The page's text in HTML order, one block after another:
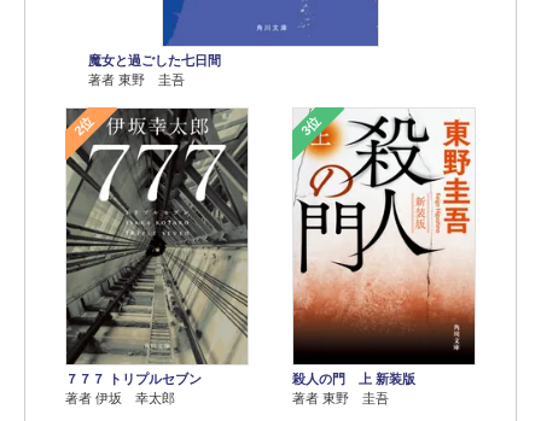
魔女と過ごした七日間
著者 東野 圭吾
2位
７７７ トリプルセブン
著者 伊坂 幸太郎
3位
殺人の門 上 新装版
著者 東野 圭吾